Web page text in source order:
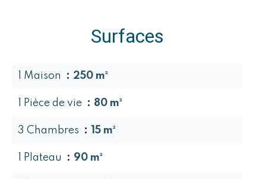
Surfaces
1 Maison 250 m²
1 Pièce de vie 80 m²
3 Chambres 15 m²
1 Plateau 90 m²